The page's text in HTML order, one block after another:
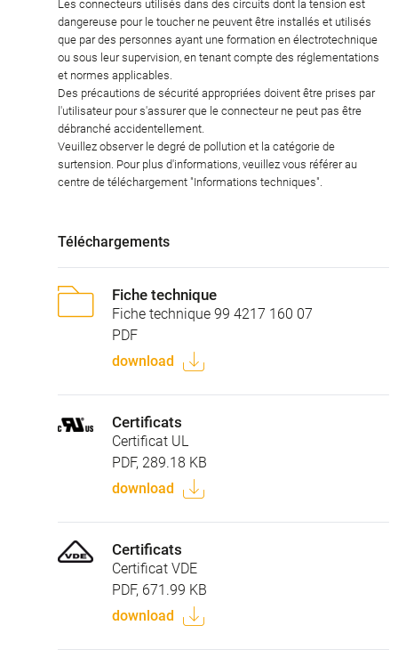
Les connecteurs utilisés dans des circuits dont la tension est
dangereuse pour le toucher ne peuvent être installés et utilisés
que par des personnes ayant une formation en électrotechnique
ou sous leur supervision, en tenant compte des réglementations
et normes applicables.
Des précautions de sécurité appropriées doivent être prises par
l'utilisateur pour s'assurer que le connecteur ne peut pas être
débranché accidentellement.
Veuillez observer le degré de pollution et la catégorie de
surtension. Pour plus d'informations, veuillez vous référer au
centre de téléchargement "Informations techniques".
Téléchargements
Fiche technique
Fiche technique 99 4217 160 07
PDF
download
Certificats
Certificat UL
PDF, 289.18 KB
download
Certificats
Certificat VDE
PDF, 671.99 KB
download